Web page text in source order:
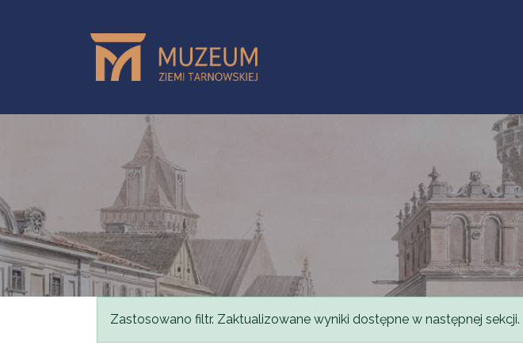
Komunikat
Zastosowano filtr. Zaktualizowane wyniki dostępne w następnej sekcji.